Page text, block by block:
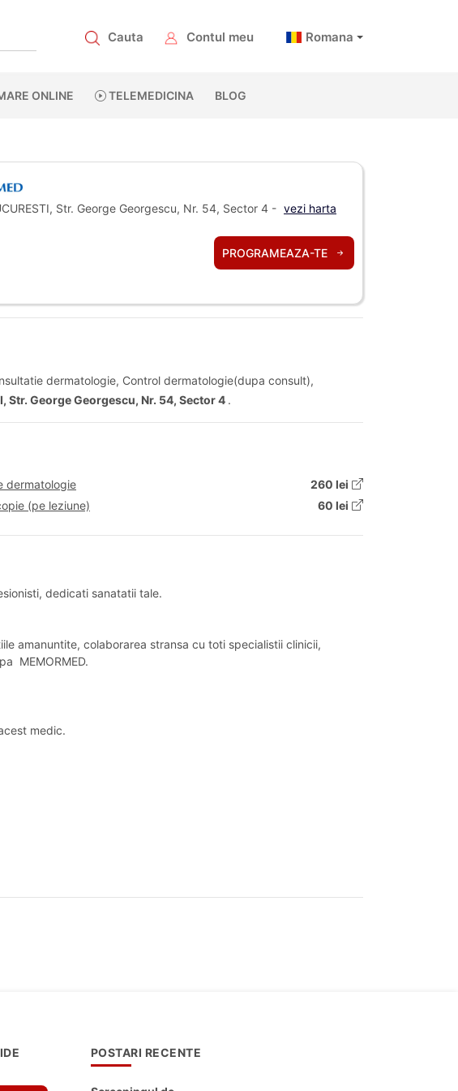
Cauta Contul meu Romana
ONLINE TELEMEDICINA BLOG
Str. George Georgescu, Nr. 54, Sector 4 - vezi harta
PROGRAMEAZA-TE
dermatologie, Control dermatologie(dupa consult),
Str. George Georgescu, Nr. 54, Sector 4 .
dermatologie
260 lei
(pe leziune) 60 lei
dedicati sanatatii tale.
amanuntite, colaborarea stransa cu toti specialistii clinicii,
MEMORMED.
medic.
POSTARI RECENTE